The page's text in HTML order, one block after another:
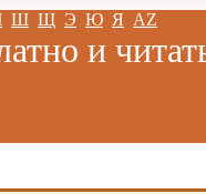
Ш Щ Э Ю Я AZ
и